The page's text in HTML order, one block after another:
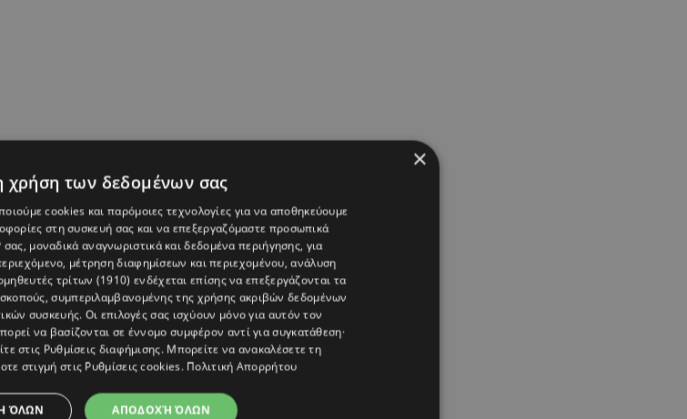
×
χρήση των δεδομένων σας
cookies και παρόμοιες τεχνολογίες για να αποθηκεύουμε
στη συσκευή σας και να επεξεργαζόμαστε προσωπικά
μοναδικά αναγνωριστικά και δεδομένα περιήγησης, για
μέτρηση διαφημίσεων και περιεχομένου, ανάλυση
τρίτων (1910) ενδέχεται επίσης να επεξεργάζονται τα
συμπεριλαμβανομένης της χρήσης ακριβών δεδομένων
συσκευής. Οι επιλογές σας ισχύουν μόνο για αυτόν τον
να βασίζονται σε έννομο συμφέρον αντί για συγκατάθεση·
στις Ρυθμίσεις διαφήμισης. Μπορείτε να ανακαλέσετε τη
στιγμή στις Ρυθμίσεις cookies. Πολιτική Απορρήτου
ΑΠΟΔΟΧΉ ΌΛΩΝ
ΌΛΩΝ